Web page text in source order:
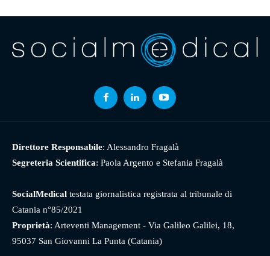
Direttore Responsabile: Alessandro Fragalà
Segreteria Scientifica: Paola Argento e Stefania Fragalà
SocialMedical testata giornalistica registrata al tribunale di
Catania n°85/2021
Proprietà: Arteventi Management - Via Galileo Galilei, 18,
95037 San Giovanni La Punta (Catania)